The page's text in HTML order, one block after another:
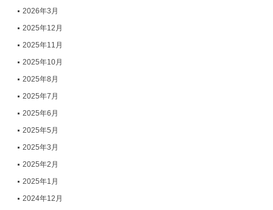
2026年3月
2025年12月
2025年11月
2025年10月
2025年8月
2025年7月
2025年6月
2025年5月
2025年3月
2025年2月
2025年1月
2024年12月